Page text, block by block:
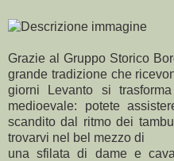
Grazie al Gruppo Storico
grande tradizione che
giorni Levanto si
medioevale: potete
scandito dal ritmo dei
trovarvi nel bel mezzo di
una sfilata di dame e